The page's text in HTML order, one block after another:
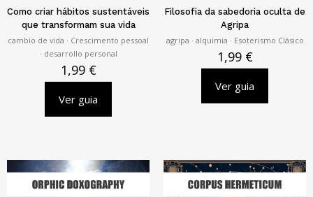
Como criar hábitos sustentáveis
que transformam sua vida
cambio de vida · Crescimento pessoal
· desarrollo personal
1,99 €
Ver guia
Filosofia da sabedoria oculta de
Agripa
agripa · alquimia · Esoterismo Clásico
1,99 €
Ver guia